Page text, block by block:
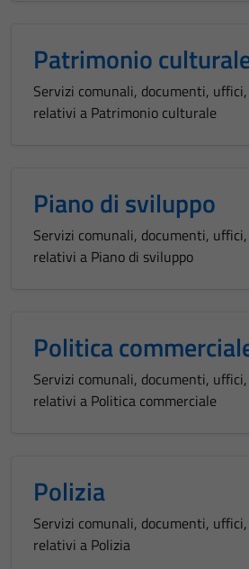
Patrimonio
Servizi comunali, documenti,
relativi a Patrimonio culturale
Piano di sviluppo
Servizi comunali, documenti,
relativi a Piano di sviluppo
Politica
Servizi comunali, documenti,
relativi a Politica commerciale
Polizia
Servizi comunali, documenti,
relativi a Polizia